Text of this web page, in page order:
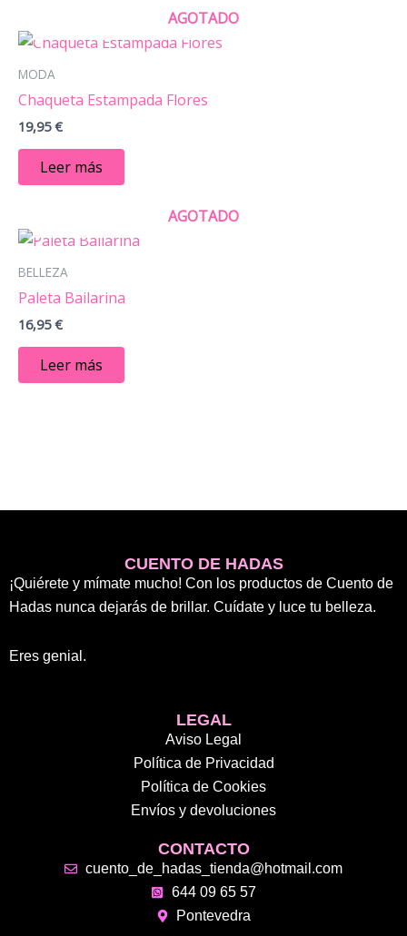
AGOTADO
MODA
Chaqueta Estampada Flores
19,95€
Leer más
AGOTADO
BELLEZA
Paleta Bailarina
16,95€
Leer más
CUENTO DE HADAS
¡Quiérete y mímate mucho! Con los productos de Cuento de
Hadas nunca dejarás de brillar. Cuídate y luce tu belleza.
Eres genial.
LEGAL
Aviso Legal
Política de Privacidad
Política de Cookies
Envíos y devoluciones
CONTACTO
cuento_de_hadas_tienda@hotmail.com
644 09 65 57
Pontevedra